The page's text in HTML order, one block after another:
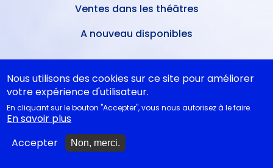
Ventes dans les théâtres
A nouveau disponibles
NOS CONSEILS
Idées cadeaux
Idées cadeaux jeunesse
Nous utilisons des cookies sur ce site pour améliorer
votre expérience d'utilisateur.
En cliquant sur le bouton "Accepter", vous nous autorisez à le faire.
En savoir plus
Accepter
Non, merci.